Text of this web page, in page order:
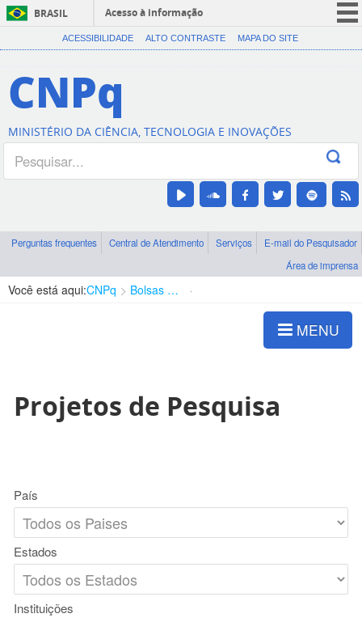
BRASIL
Acesso à informação
CORONAVÍRUS (COVID-19)
Canais
ACESSIBILIDADE ALTO CONTRASTE MAPA DO SITE
CNPq
MINISTÉRIO DA CIÊNCIA, TECNOLOGIA E INOVAÇÕES
Perguntas frequentes Central de Atendimento Serviços
E-mail do Pesquisador
Área de imprensa
Você está aqui:CNPq Bolsas e Auxílios Vigentes
MENU
Projetos de Pesquisa
País
Estados
Instituições